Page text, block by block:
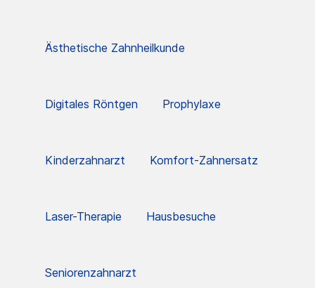
Ästhetische Zahnheilkunde
Digitales Röntgen Prophylaxe
Kinderzahnarzt Komfort-Zahnersatz
Laser-Therapie Hausbesuche
Seniorenzahnarzt